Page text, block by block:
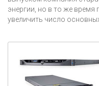
энергии, но в то же время
увеличить число